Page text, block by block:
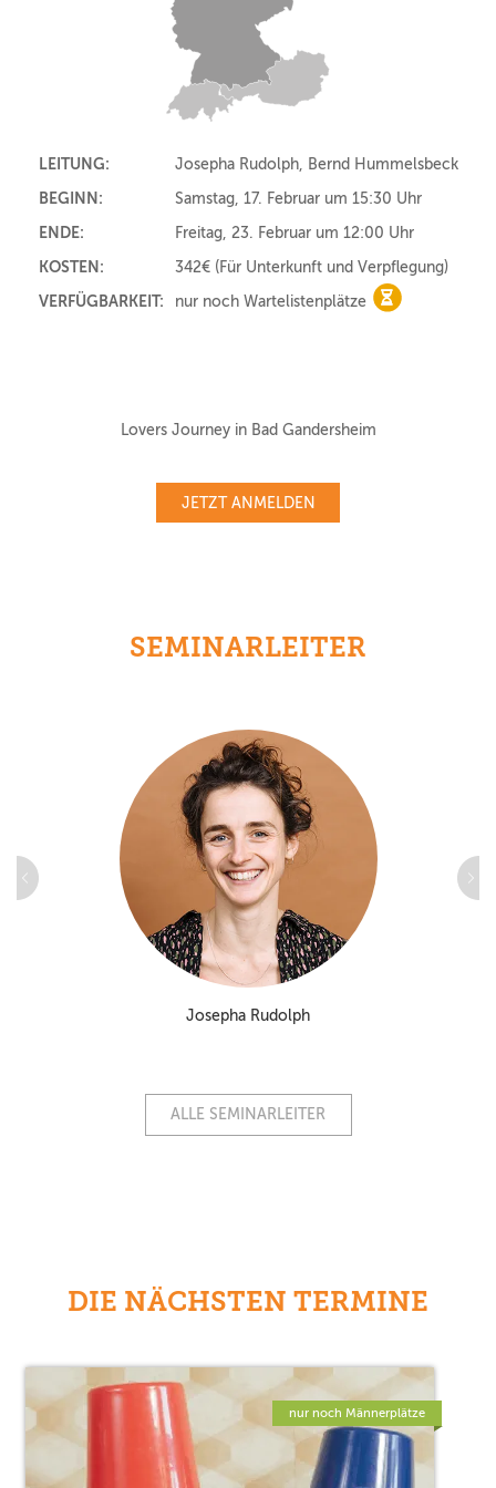
LEITUNG:
Josepha Rudolph, Bernd Hummelsbeck
BEGINN:
Samstag, 17. Februar um 15:30 Uhr
ENDE:
Freitag, 23. Februar um 12:00 Uhr
KOSTEN:
342€ (Für Unterkunft und Verpflegung)
VERFÜGBARKEIT:
nur noch Wartelistenplätze nur noch
Lovers Journey in Bad Gandersheim
JETZT ANMELDEN
SEMINARLEITER
Josepha Rudolph
ALLE SEMINARLEITER
DIE NÄCHSTEN TERMINE
nur noch Männerplätze